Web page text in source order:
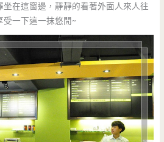
在這窗邊，靜靜的看著外面人來人往
一下這一抹悠閒~